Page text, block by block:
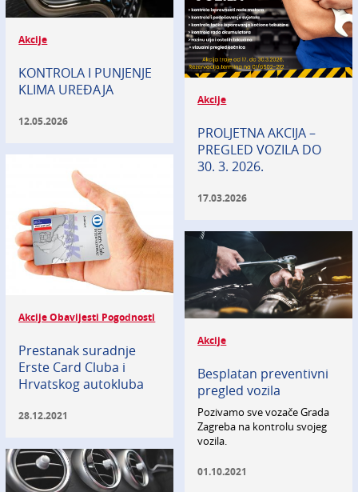
Akcije
KONTROLA I PUNJENJE
KLIMA UREĐAJA
12.05.2026
Akcije
PROLJETNA AKCIJA –
PREGLED VOZILA DO
30. 3. 2026.
17.03.2026
Akcije Obavijesti Pogodnosti
Prestanak suradnje
Erste Card Cluba i
Hrvatskog autokluba
28.12.2021
Akcije
Besplatan preventivni
pregled vozila
Pozivamo sve vozače Grada
Zagreba na kontrolu svojeg
vozila.
01.10.2021